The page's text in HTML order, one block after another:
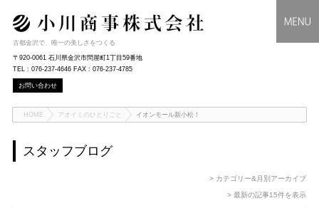
古都金沢で、唯一の美しさをつくる
〒920-0061 石川県金沢市問屋町1丁目59番地
TEL : 076-237-4646 FAX : 076-237-4785
お問い合わせ
HOME アオイミのひとりごと イオンモール新小松！
スタッフブログ
> カテゴリー&月別アーカイブ
> 最新の記事15件を表示